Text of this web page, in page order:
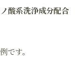
酸系洗浄成分配合
です。